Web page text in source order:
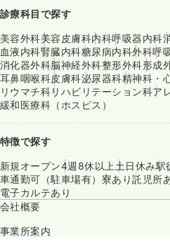
診療科目で探す
美容外科美容皮膚科内科呼吸器内科
血液内科腎臓内科糖尿病内科外科呼
消化器外科脳神経外科整形外科形成
耳鼻咽喉科皮膚科泌尿器科精神科・
リウマチ科リハビリテーション科ア
緩和医療科（ホスピス）
特徴で探す
新規オープン4週8休以上 土日休み駅
車通勤可（駐車場有） 寮あり託児所
電子カルテあり
会社概要
事業所案内